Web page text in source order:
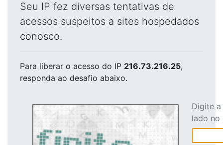
Seu IP fez diversas tentativas de
acessos suspeitos a sites hospedados
conosco.
Para liberar o acesso do IP 216.73.216.25,
responda ao desafio abaixo.
Digite
lado no